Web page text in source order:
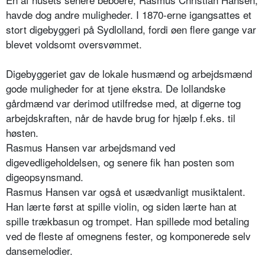
havde dog andre muligheder. I 1870-erne igangsattes et
stort digebyggeri på Sydlolland, fordi øen flere gange var
blevet voldsomt oversvømmet.
Digebyggeriet gav de lokale husmænd og arbejdsmænd
gode muligheder for at tjene ekstra. De lollandske
gårdmænd var derimod utilfredse med, at digerne tog
arbejdskraften, når de havde brug for hjælp f.eks. til
høsten.
Rasmus Hansen var arbejdsmand ved
digevedligeholdelsen, og senere fik han posten som
digeopsynsmand.
Rasmus Hansen var også et usædvanligt musiktalent.
Han lærte først at spille violin, og siden lærte han at
spille trækbasun og trompet. Han spillede mod betaling
ved de fleste af omegnens fester, og komponerede selv
dansemelodier.